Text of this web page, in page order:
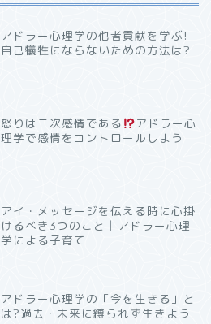
アドラー心理学の他者貢献を学ぶ!
自己犠牲にならないための方法は?
怒りは二次感情である
アドラー心
理学で感情をコントロールしよう
アイ・メッセージを伝える時に心掛
けるべき3つのこと│アドラー心理
学による子育て
アドラー心理学の「今を生きる」と
は?過去・未来に縛られず生きよう